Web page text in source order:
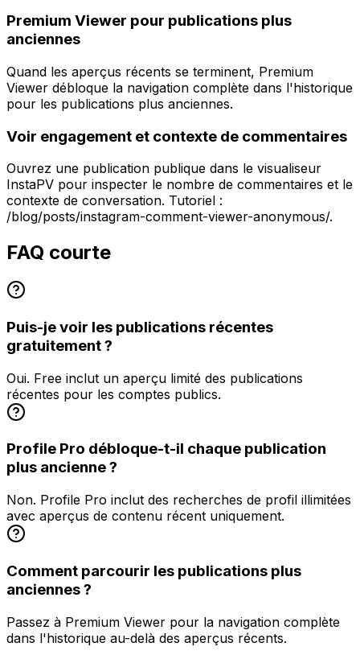
Premium Viewer pour publications plus
anciennes
Quand les aperçus récents se terminent, Premium
Viewer débloque la navigation complète dans l'historique
pour les publications plus anciennes.
Voir engagement et contexte de commentaires
Ouvrez une publication publique dans le visualiseur
InstaPV pour inspecter le nombre de commentaires et le
contexte de conversation. Tutoriel :
/blog/posts/instagram-comment-viewer-anonymous/.
FAQ courte
Puis-je voir les publications récentes
gratuitement ?
Oui. Free inclut un aperçu limité des publications
récentes pour les comptes publics.
Profile Pro débloque-t-il chaque publication
plus ancienne ?
Non. Profile Pro inclut des recherches de profil illimitées
avec aperçus de contenu récent uniquement.
Comment parcourir les publications plus
anciennes ?
Passez à Premium Viewer pour la navigation complète
dans l'historique au-delà des aperçus récents.